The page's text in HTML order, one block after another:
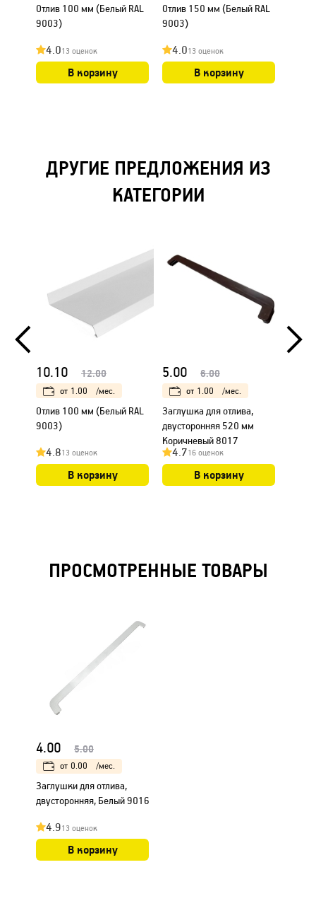
Отлив 100 мм (Белый RAL
9003)
4.013 оценок
В корзину
Отлив 150 мм (Белый RAL
9003)
4.013 оценок
В корзину
ДРУГИЕ ПРЕДЛОЖЕНИЯ ИЗ
КАТЕГОРИИ
10.10 12.00
от 1.00 /мес.
Отлив 100 мм (Белый RAL
9003)
4.813 оценок
В корзину
5.00 6.00
от 1.00 /мес.
Заглушка для отлива,
двусторонняя 520 мм
Коричневый 8017
4.716 оценок
В корзину
ПРОСМОТРЕННЫЕ ТОВАРЫ
4.00 5.00
от 0.00 /мес.
Заглушки для отлива,
двусторонняя, Белый 9016
4.913 оценок
В корзину